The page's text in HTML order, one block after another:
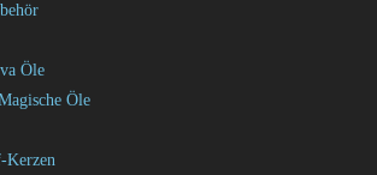
Öle
Öle
Kerzen